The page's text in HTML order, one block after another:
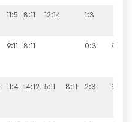
11:5 8:11 12:14 1:3
9:11 8:11 0:3 9:2
11:4 14:12 5:11 8:11 2:3 9:2